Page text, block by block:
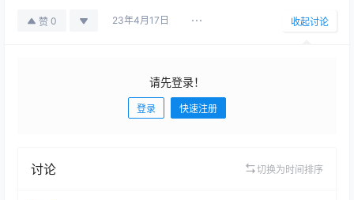
赞 0 23年4月17日 收起讨论
请先登录！
登录 快速注册
讨论 切换为时间排序